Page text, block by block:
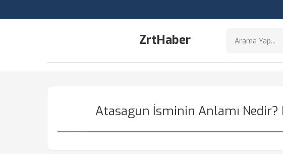
ZrtHaber
Atasagun İsminin Anlamı Nedir?